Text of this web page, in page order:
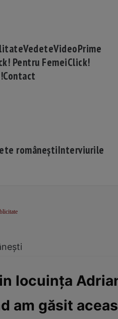
VedeteVideoPrime
Pentru FemeiClick!
Contact
româneștiInterviurile
locuința
am găsit